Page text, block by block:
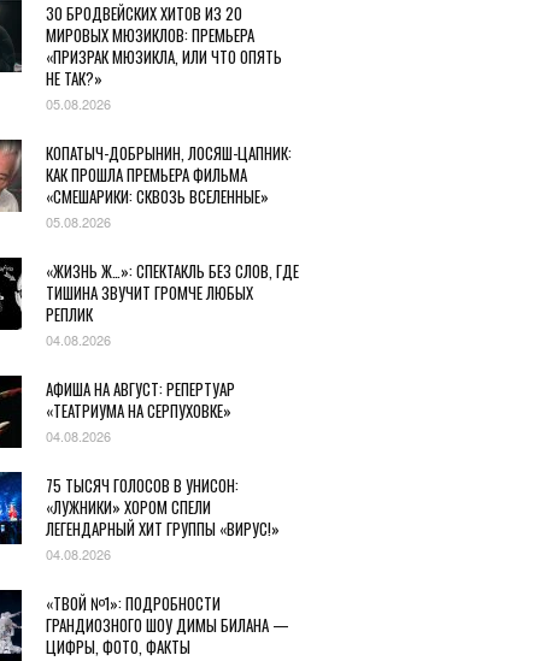
30 БРОДВЕЙСКИХ ХИТОВ ИЗ 20
МИРОВЫХ МЮЗИКЛОВ: ПРЕМЬЕРА
«ПРИЗРАК МЮЗИКЛА, ИЛИ ЧТО ОПЯТЬ
НЕ ТАК?»
05.08.2026
КОПАТЫЧ-ДОБРЫНИН, ЛОСЯШ-ЦАПНИК:
КАК ПРОШЛА ПРЕМЬЕРА ФИЛЬМА
«СМЕШАРИКИ: СКВОЗЬ ВСЕЛЕННЫЕ»
05.08.2026
«ЖИЗНЬ Ж…»: СПЕКТАКЛЬ БЕЗ СЛОВ, ГДЕ
ТИШИНА ЗВУЧИТ ГРОМЧЕ ЛЮБЫХ
РЕПЛИК
04.08.2026
АФИША НА АВГУСТ: РЕПЕРТУАР
«ТЕАТРИУМА НА СЕРПУХОВКЕ»
04.08.2026
75 ТЫСЯЧ ГОЛОСОВ В УНИСОН:
«ЛУЖНИКИ» ХОРОМ СПЕЛИ
ЛЕГЕНДАРНЫЙ ХИТ ГРУППЫ «ВИРУС!»
04.08.2026
«ТВОЙ №1»: ПОДРОБНОСТИ
ГРАНДИОЗНОГО ШОУ ДИМЫ БИЛАНА —
ЦИФРЫ, ФОТО, ФАКТЫ